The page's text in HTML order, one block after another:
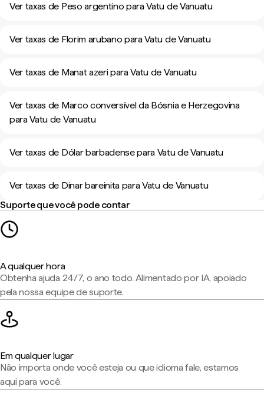
Ver taxas de Peso argentino para Vatu de Vanuatu
Ver taxas de Florim arubano para Vatu de Vanuatu
Ver taxas de Manat azeri para Vatu de Vanuatu
Ver taxas de Marco conversível da Bósnia e Herzegovina
para Vatu de Vanuatu
Ver taxas de Dólar barbadense para Vatu de Vanuatu
Ver taxas de Dinar bareinita para Vatu de Vanuatu
Suporte que você pode contar
A qualquer hora
Obtenha ajuda 24/7, o ano todo. Alimentado por IA, apoiado
pela nossa equipe de suporte.
Em qualquer lugar
Não importa onde você esteja ou que idioma fale, estamos
aqui para você.